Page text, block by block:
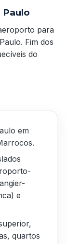
Paulo
para
Fim dos
do
em
e
quartos